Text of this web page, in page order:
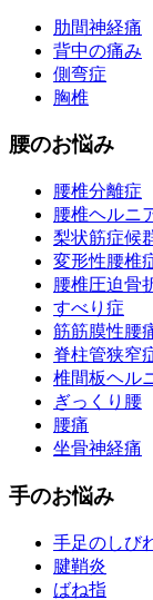
肋間神経痛
背中の痛み
側弯症
胸椎
腰のお悩み
腰椎分離症
腰椎ヘルニ
梨状筋症候
変形性腰椎
腰椎圧迫骨
すべり症
筋筋膜性腰
脊柱管狭窄
椎間板ヘル
ぎっくり腰
腰痛
坐骨神経痛
手のお悩み
手足のしび
腱鞘炎
ばね指